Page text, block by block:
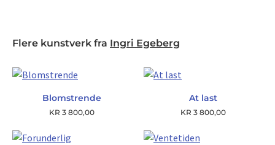
Flere kunstverk fra Ingri Egeberg
Blomstrende
KR 3 800,00
At last
KR 3 800,00